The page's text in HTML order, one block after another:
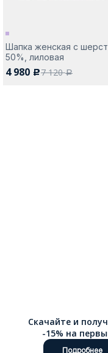
Шапка женская с
50%, лиловая
4 980 c7 120a
Скачайте и
-15% на
Подробнее